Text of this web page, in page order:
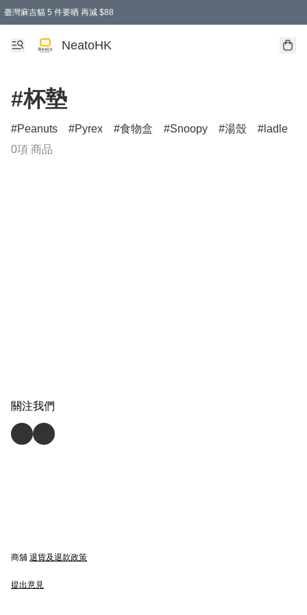
臺灣麻吉貓 5 件要晒 再減 $88
消費即享全單 95 折優惠！
購物滿 HKD 300.00即享免運費優惠！（適用於 特定的送貨方式 )
買麻吉貓廚具套裝免運費
寄送台灣運費滿HKD300 減 HKD50 優惠（不適用於儲物用品及傢俬）
NeatoHK
#杯墊
Peanuts Pyrex 食物盒 Snoopy 湯殼 ladle
0項 商品
關注我們
商舖 退貨及退款政策
提出意見